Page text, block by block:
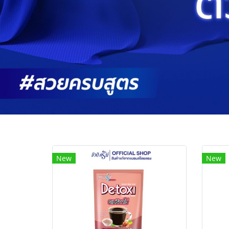
New New